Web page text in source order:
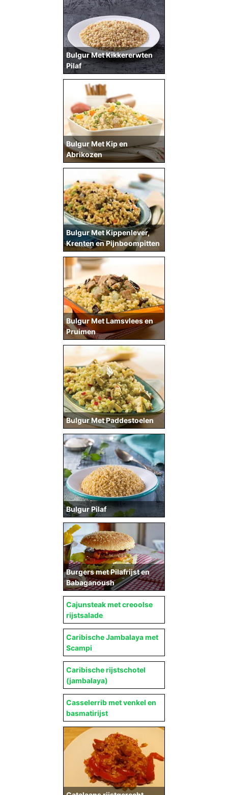
Bulgur Met Kikkererwten
Pilaf
Bulgur Met Kip en
Abrikozen
Bulgur Met Kippenlever,
Krenten en Pijnboompitten
Bulgur Met Lamsvlees en
Pruimen
Bulgur Met Paddestoelen
Bulgur Pilaf
Burgers met Pilafrijst en
Babaganoush
Cajunsteak met creoolse
rijstsalade
Caribische Jambalaya met
Scampi
Caribische rijstschotel
(jambalaya)
Casselerrib met venkel en
basmatirijst